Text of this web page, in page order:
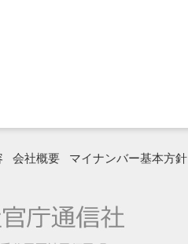
会社概要 マイナンバー基本方針